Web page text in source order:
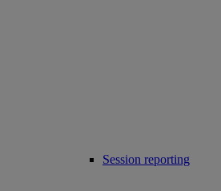
Session reporting